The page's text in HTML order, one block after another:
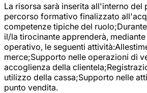
La risorsa sarà inserita all'interno del
percorso formativo finalizzato
competenze tipiche del
il/la tirocinante apprenderà,
operativo, le seguenti
merce;Supporto nelle operazioni di
accoglienza della
utilizzo della cassa;Supporto nelle
punto vendita.